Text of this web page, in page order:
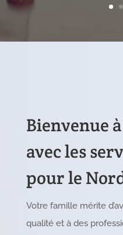
Bienvenue
avec les
pour le
Votre famille mérite
qualité et à des